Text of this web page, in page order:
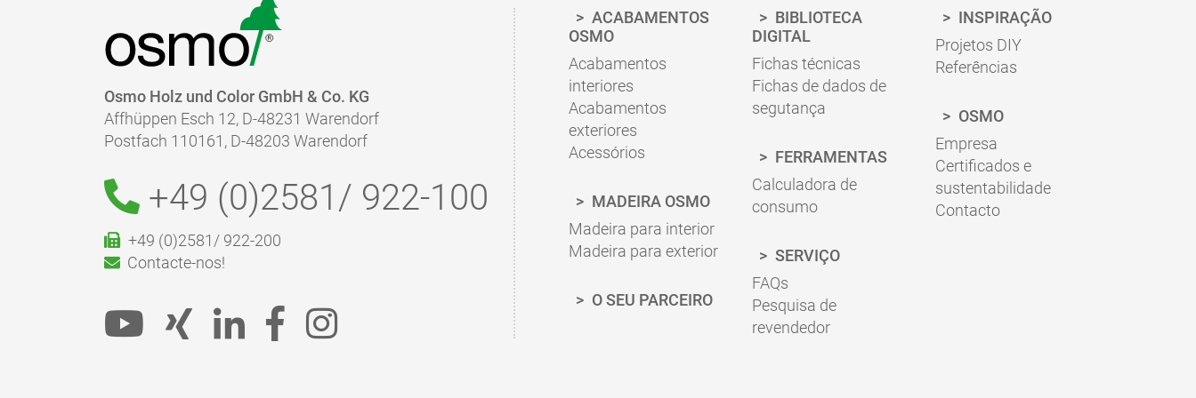
Por favor, siga as nossas sugestões nas fichas de informações do produto para a aplicação
Ir para a Calculadora de Consumo
Osmo Holz und Color GmbH & Co. KG
Affhüppen Esch 12, D-48231 Warendorf
Postfach 110161, D-48203 Warendorf
+49 (0)2581/ 922-100
+49 (0)2581/ 922-200
Contacte-nos!
ACABAMENTOS
OSMO
Acabamentos
interiores
Acabamentos
exteriores
Acessórios
MADEIRA OSMO
Madeira para interior
Madeira para exterior
O SEU PARCEIRO
BIBLIOTECA
DIGITAL
Fichas técnicas
Fichas de dados de
segutança
FERRAMENTAS
Calculadora de
consumo
SERVIÇO
FAQs
Pesquisa de
revendedor
INSPIRAÇÃO
Projetos DIY
Referências
OSMO
Empresa
Certificados e
sustentabilidade
Contacto